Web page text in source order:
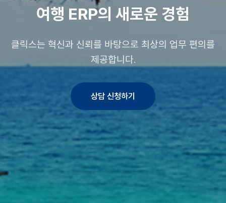
여행 ERP의 새로운 경험
클릭스는 혁신과 신뢰를 바탕으로 최상의 업무 편의를
제공합니다.
상담 신청하기